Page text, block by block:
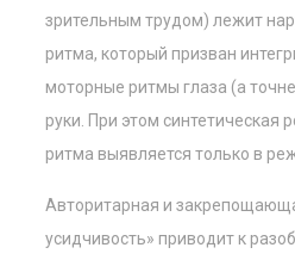
зрительным трудом) лежит
ритма, который призван
моторные ритмы глаза (а
руки. При этом синтетическая
ритма выявляется только в
Авторитарная и
усидчивость» приводит к